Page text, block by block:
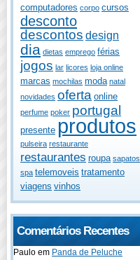
computadores corpo cursos
desconto
descontos design
dia dietas emprego férias
jogos lar licores loja online
marcas mochilas moda natal
novidades oferta online
perfume poker portugal
presente produtos
pulseira restaurante
restaurantes roupa sapatos
spa telemoveis tratamento
viagens vinhos
Comentários Recentes
Paulo em Panda de Peluche